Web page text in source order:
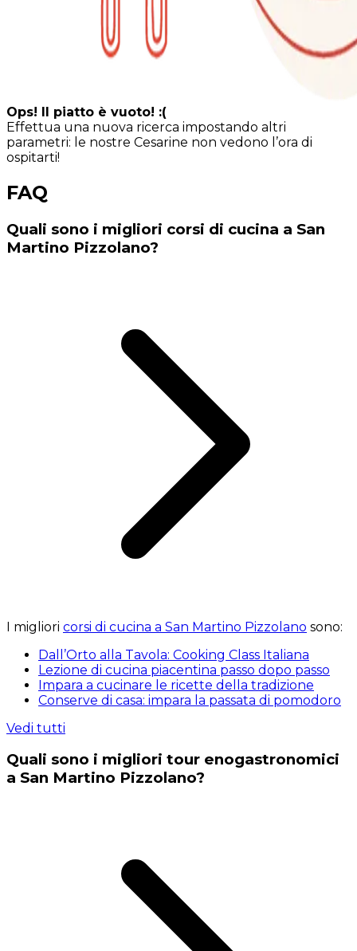
Ops! Il piatto è vuoto! :(
Effettua una nuova ricerca impostando altri
parametri: le nostre Cesarine non vedono l’ora di
ospitarti!
FAQ
Quali sono i migliori corsi di cucina a San
Martino Pizzolano?
I migliori corsi di cucina a San Martino Pizzolano sono:
Dall’Orto alla Tavola: Cooking Class Italiana
Lezione di cucina piacentina passo dopo passo
Impara a cucinare le ricette della tradizione
Conserve di casa: impara la passata di pomodoro
Vedi tutti
Quali sono i migliori tour enogastronomici
a San Martino Pizzolano?